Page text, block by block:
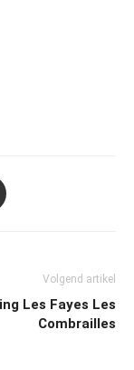
Volgend artikel
Les Fayes Les
Combrailles